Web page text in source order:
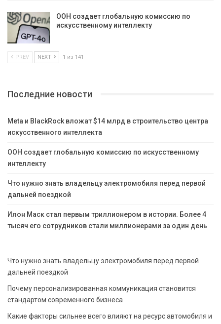
ООН создает глобальную комиссию по
искусственному интеллекту
PREV NEXT 1 из 141
Последние новости
Meta и BlackRock вложат $14 млрд в строительство центра
искусственного интеллекта
ООН создает глобальную комиссию по искусственному
интеллекту
Что нужно знать владельцу электромобиля перед первой
дальней поездкой
Илон Маск стал первым триллионером в истории. Более 4
тысяч его сотрудников стали миллионерами за один день
Что нужно знать владельцу электромобиля перед первой
дальней поездкой
Почему персонализированная коммуникация становится
стандартом современного бизнеса
Какие факторы сильнее всего влияют на ресурс автомобиля и